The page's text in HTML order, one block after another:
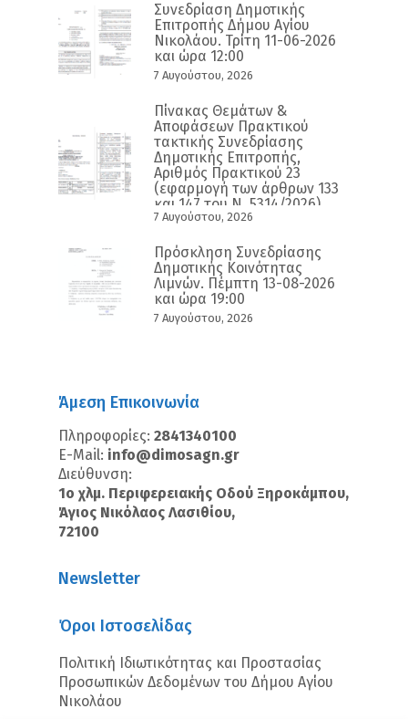
Συνεδρίαση Δημοτικής
Επιτροπής Δήμου Αγίου
Νικολάου. Τρίτη 11-06-2026
και ώρα 12:00
7 Αυγούστου, 2026
Πίνακας Θεμάτων &
Αποφάσεων Πρακτικού
τακτικής Συνεδρίασης
Δημοτικής Επιτροπής,
Αριθμός Πρακτικού 23
(εφαρμογή των άρθρων 133
και 147 του Ν. 5314/2026)
7 Αυγούστου, 2026
Πρόσκληση Συνεδρίασης
Δημοτικής Κοινότητας
Λιμνών. Πέμπτη 13-08-2026
και ώρα 19:00
7 Αυγούστου, 2026
Άμεση Επικοινωνία
Πληροφορίες: 2841340100
E-Mail: info@dimosagn.gr
Διεύθυνση:
1ο χλμ. Περιφερειακής Οδού Ξηροκάμπου,
Άγιος Νικόλαος Λασιθίου,
72100
Newsletter
Όροι Ιστοσελίδας
Πολιτική Ιδιωτικότητας και Προστασίας
Προσωπικών Δεδομένων του Δήμου Αγίου
Νικολάου